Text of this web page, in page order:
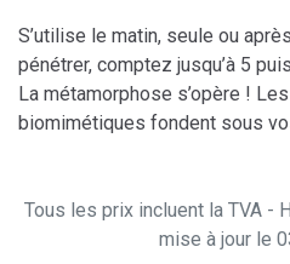
S’utilise le matin, seule ou
pénétrer, comptez jusqu’à 5
La métamorphose s’opère !
biomimétiques fondent sous
Tous les prix incluent la TVA -
mise à jour le